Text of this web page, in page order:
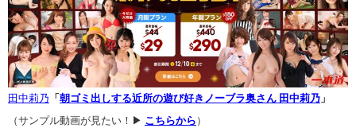
田中莉乃 「 朝ゴミ出しする近所の遊び好きノーブラ奥さん 田中莉乃 」
（サンプル動画が見たい！▶ こちらから ）